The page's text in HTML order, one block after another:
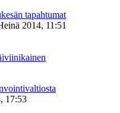
tapahtumat
2014, 11:51
17:53